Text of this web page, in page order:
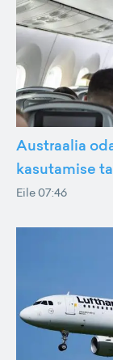
Austraalia
kasutamise
Eile 07:46